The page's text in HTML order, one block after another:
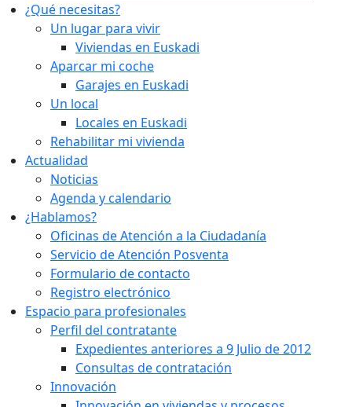
¿Qué necesitas?
Un lugar para vivir
Viviendas en Euskadi
Aparcar mi coche
Garajes en Euskadi
Un local
Locales en Euskadi
Rehabilitar mi vivienda
Actualidad
Noticias
Agenda y calendario
¿Hablamos?
Oficinas de Atención a la Ciudadanía
Servicio de Atención Posventa
Formulario de contacto
Registro electrónico
Espacio para profesionales
Perfil del contratante
Expedientes anteriores a 9 Julio de 2012
Consultas de contratación
Innovación